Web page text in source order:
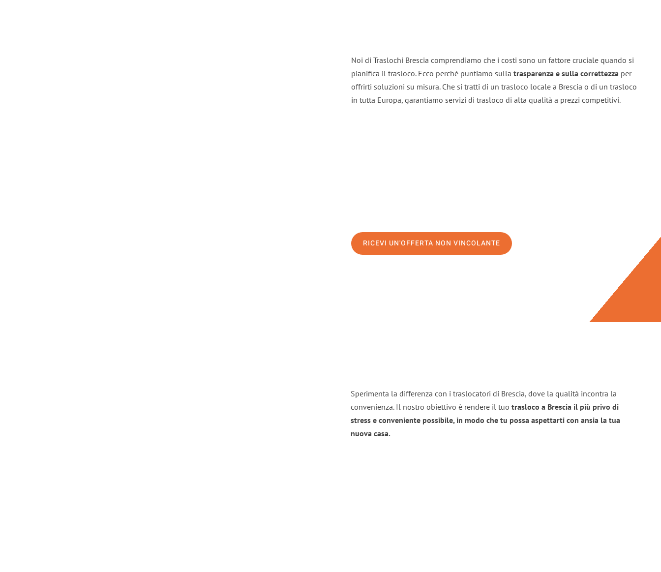
Noi di Traslochi Brescia comprendiamo che i costi sono un fattore cruciale quando si
pianifica il trasloco. Ecco perché puntiamo sulla trasparenza e sulla correttezza per
offrirti soluzioni su misura. Che si tratti di un trasloco locale a Brescia o di un trasloco
in tutta Europa, garantiamo servizi di trasloco di alta qualità a prezzi competitivi.
RICEVI UN'OFFERTA NON VINCOLANTE
Sperimenta la differenza con i traslocatori di Brescia, dove la qualità incontra la
convenienza. Il nostro obiettivo è rendere il tuo trasloco a Brescia il più privo di
stress e conveniente possibile, in modo che tu possa aspettarti con ansia la tua
nuova casa.